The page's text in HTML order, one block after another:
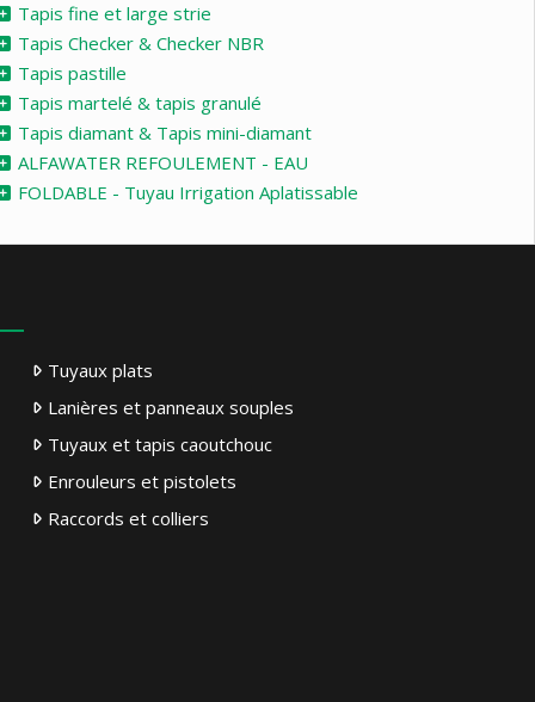
Tapis fine et large strie
Tapis Checker & Checker NBR
Tapis pastille
Tapis martelé & tapis granulé
Tapis diamant & Tapis mini-diamant
ALFAWATER REFOULEMENT - EAU
FOLDABLE - Tuyau Irrigation Aplatissable
Tuyaux plats
Lanières et panneaux souples
Tuyaux et tapis caoutchouc
Enrouleurs et pistolets
Raccords et colliers